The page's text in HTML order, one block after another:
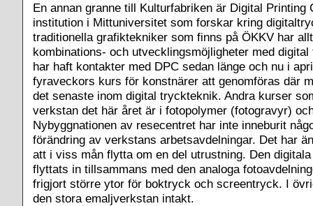
En annan granne till Kulturfabriken är Digital Printing
institution i Mittuniversitet som forskar kring
traditionella grafiktekniker som finns på ÖKKV har
kombinations- och utvecklingsmöjligheter med
har haft kontakter med DPC sedan länge och nu i
fyraveckors kurs för konstnärer att genomföras där
det senaste inom digital tryckteknik. Andra kurser
verkstan det här året är i fotopolymer (fotogravyr)
Nybyggnationen av resecentret har inte inneburit
förändring av verkstans arbetsavdelningar. Det har
att i viss mån flytta om en del utrustning. Den
flyttats in tillsammans med den analoga
frigjort större ytor för boktryck och screentryck. I
den stora emaljverkstan intakt.